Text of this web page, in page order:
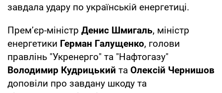
завдала удару по українській енергетиці.
Прем’єр-міністр Денис Шмигаль, міністр
енергетики Герман Галущенко, голови
правлінь "Укренерго" та "Нафтогазу"
Володимир Кудрицький та Олексій Чернишов
доповіли про завдану шкоду та